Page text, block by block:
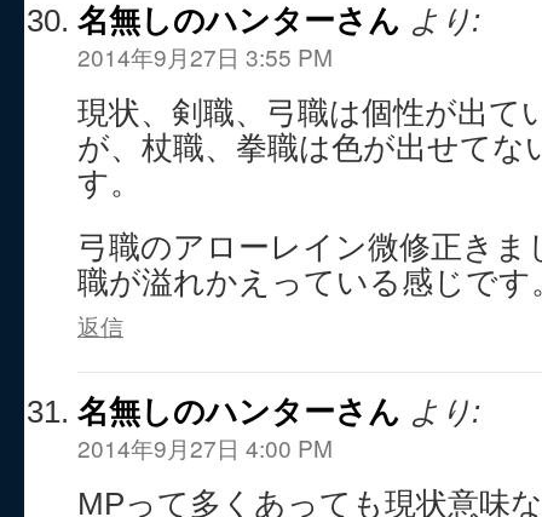
名無しのハンターさん より:
2014年9月27日 3:55 PM
現状、剣職、弓職は個性が出て
が、杖職、拳職は色が出せてな
す。
弓職のアローレイン微修正き
職が溢れかえっている感じです
返信
名無しのハンターさん より:
2014年9月27日 4:00 PM
MPって多くあっても現状意味